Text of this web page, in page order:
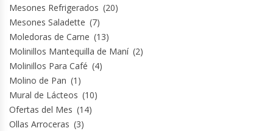
Ollas Arroceras
Ovilladoras – Divisoras De Masa
Peladora De Papas
Picador De Hielo
Mesones Refrigerados (20)
Mesones Saladette (7)
Moledoras de Carne (13)
Molinillos Mantequilla de Maní (2)
Molinillos Para Café (4)
Molino de Pan (1)
Mural de Lácteos (10)
Ofertas del Mes (14)
Ollas Arroceras (3)